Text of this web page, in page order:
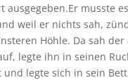
ausgegeben.Er musste
weil er nichts sah,
Höhle. Da sah
legte ihn in seinen
und legte sich in sein